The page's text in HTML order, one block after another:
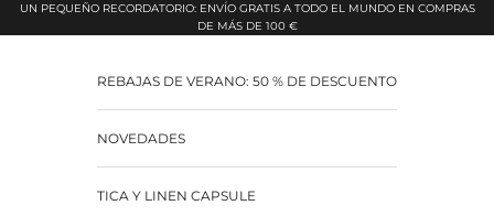
Pular para o conteúdo
UN PEQUEÑO RECORDATORIO: ENVÍO GRATIS A TODO EL MUNDO EN COMPRAS
DE MÁS DE 100 €
REBAJAS DE VERANO: 50 % DE DESCUENTO
NOVEDADES
TICA Y LINEN CAPSULE